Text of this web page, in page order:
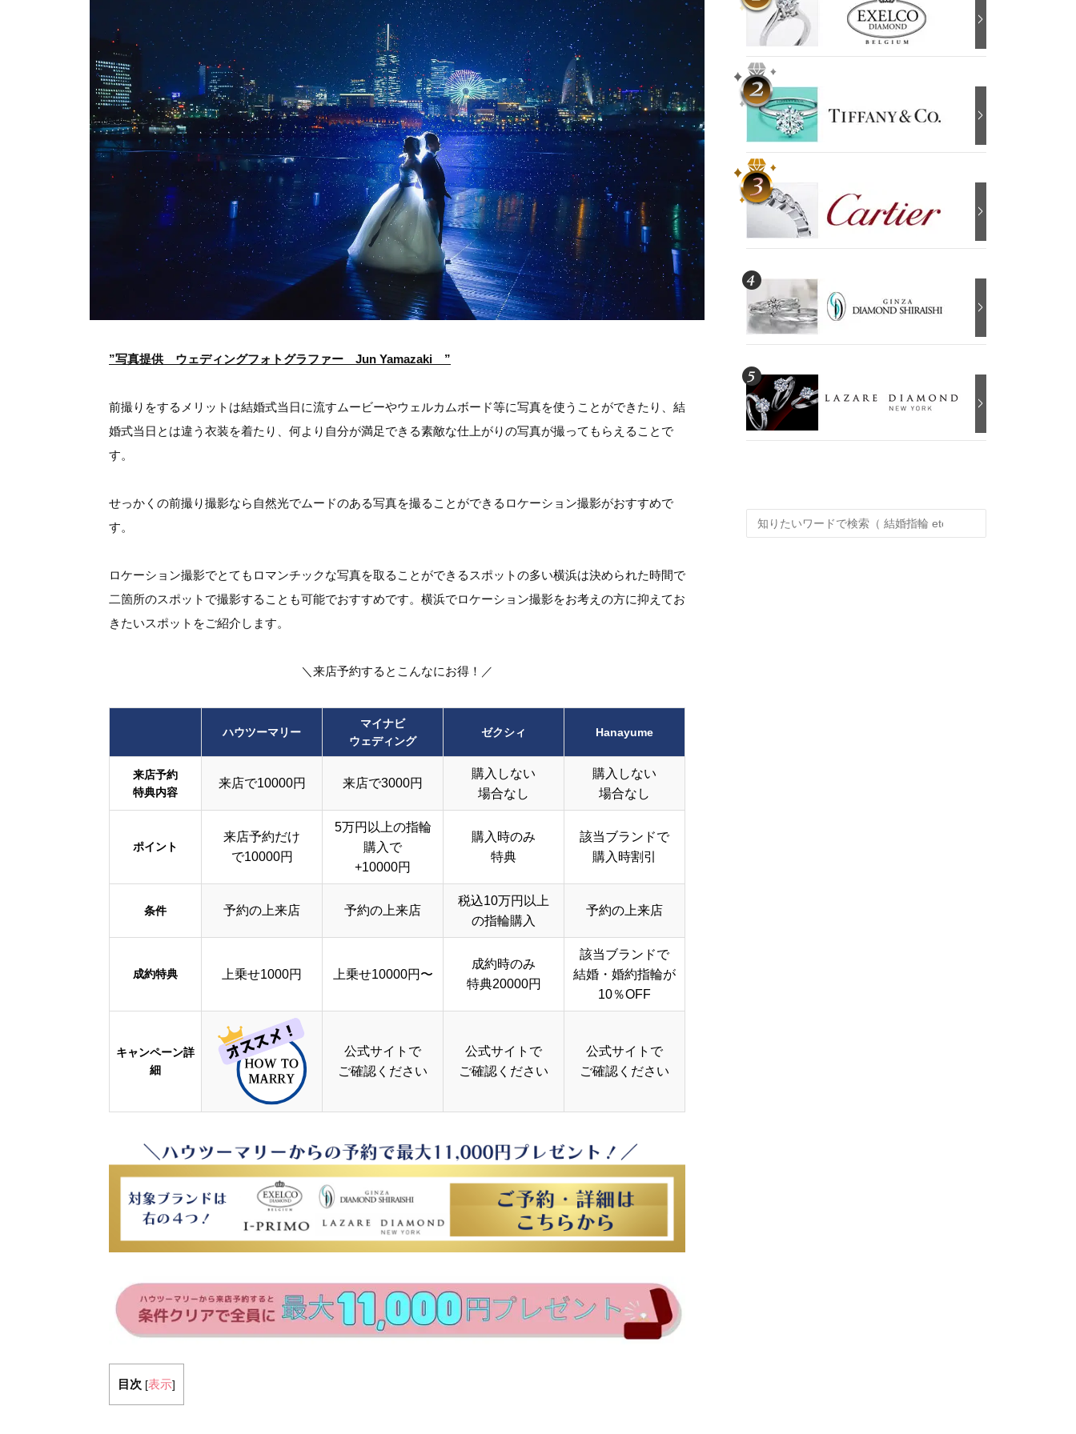
”写真提供 ウェディングフォトグラファー Jun Yamazaki ”
前撮りをするメリットは結婚式当日に流すムービーやウェルカムボード等に写真を使うことができたり、結
婚式当日とは違う衣装を着たり、何より自分が満足できる素敵な仕上がりの写真が撮ってもらえることで
す。
せっかくの前撮り撮影なら自然光でムードのある写真を撮ることができるロケーション撮影がおすすめで
す。
ロケーション撮影でとてもロマンチックな写真を取ることができるスポットの多い横浜は決められた時間で
二箇所のスポットで撮影することも可能でおすすめです。横浜でロケーション撮影をお考えの方に抑えてお
きたいスポットをご紹介します。
＼来店予約するとこんなにお得！／
ハウツーマリー
マイナビ
ウェディング
ゼクシィ Hanayume
来店予約
特典内容
来店で10000円 来店で3000円
購入しない
場合なし
購入しない
場合なし
ポイント
来店予約だけ
で10000円
5万円以上の指輪
購入で
+10000円
購入時のみ
特典
該当ブランドで
購入時割引
条件 予約の上来店 予約の上来店
税込10万円以上
の指輪購入
予約の上来店
成約特典 上乗せ1000円 上乗せ10000円〜
成約時のみ
特典20000円
該当ブランドで
結婚・婚約指輪が
10％OFF
キャンペーン詳
細
公式サイトで
ご確認ください
公式サイトで
ご確認ください
公式サイトで
ご確認ください
目次 [表示]